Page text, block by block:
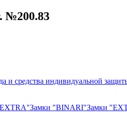
№200.83
и средства индивидуальной
Замки "BINARI"Замки